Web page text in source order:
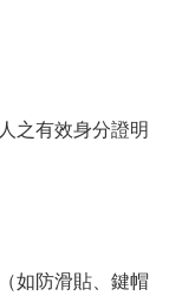
之有效身分證明
如防滑貼、鍵帽